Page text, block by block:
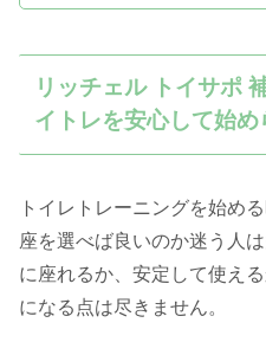
リッチェル トイサポ
イトレを安心して始
トイレトレーニングを始め
座を選べば良いのか迷う人
に座れるか、安定して使え
になる点は尽きません。